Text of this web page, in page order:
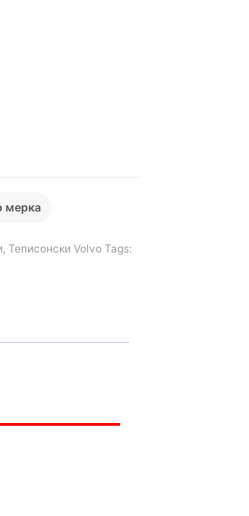
мерка
, Теписонски Volvo Tags: